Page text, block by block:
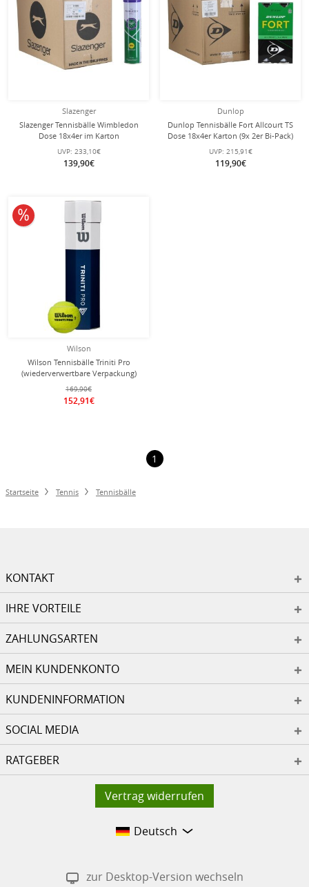
Slazenger
Slazenger Tennisbälle Wimbledon
Dose 18x4er im Karton
UVP: 233,10€
139,90€
Dunlop
Dunlop Tennisbälle Fort Allcourt TS
Dose 18x4er Karton (9x 2er Bi-Pack)
UVP: 215,91€
119,90€
Wilson
Wilson Tennisbälle Triniti Pro
(wiederverwertbare Verpackung)
Dose 18x4er im Karton
169,90€
152,91€
10% reduziert
1
Startseite Tennis Tennisbälle
KONTAKT
IHRE VORTEILE
ZAHLUNGSARTEN
MEIN KUNDENKONTO
KUNDENINFORMATION
SOCIAL MEDIA
RATGEBER
Vertrag widerrufen
Deutsch
zur Desktop-Version wechseln